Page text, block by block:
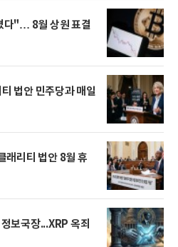
다"… 8월 상원 표결
법안 민주당과 매일
래리티 법안 8월 휴
보국장...XRP 옥죄